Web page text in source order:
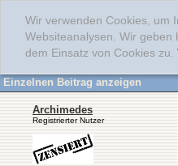
Wir verwenden Cookies, um
Websiteanalysen. Wir
dem Einsatz von Cookies zu.
Einzelnen Beitrag anzeigen
Archimedes
Registrierter Nutzer